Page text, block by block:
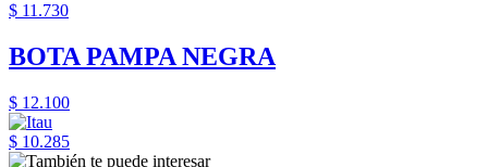
$ 11.730
BOTA PAMPA NEGRA
$ 12.100
$ 10.285